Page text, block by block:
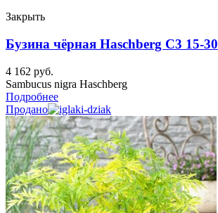
Закрыть
Бузина чёрная Haschberg C3 15-30
4 162 руб.
Sambucus nigra Haschberg
Подробнее
Продано